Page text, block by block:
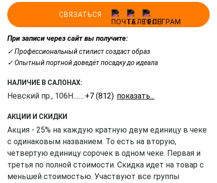
СВЯЗАТЬСЯ
При записи через сайт вы получите:
✓ Профессиональный стилист создаст образ
✓ Опытный портной доведёт посадку до идеала
НАЛИЧИЕ В САЛОНАХ:
Невский пр., 106Н........+7 (812) 309-16-55
АКЦИИ И СКИДКИ
Акция - 25% на каждую кратную двум единицу в чеке
с одинаковым названием. То есть на вторую,
четвертую единицу сорочек в одном чеке. Первая и
третья по полной стоимости. Скидка идет на товар с
меньшей стоимостью. Участвуют все группы